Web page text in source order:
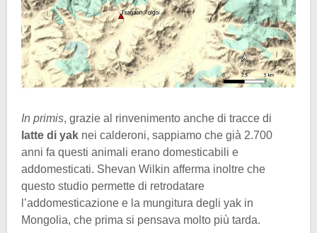
In primis, grazie al rinvenimento anche di tracce di
latte di yak nei calderoni, sappiamo che già 2.700
anni fa questi animali erano domesticabili e
addomesticati. Shevan Wilkin afferma inoltre che
questo studio permette di retrodatare
l’addomesticazione e la mungitura degli yak in
Mongolia, che prima si pensava molto più tarda.